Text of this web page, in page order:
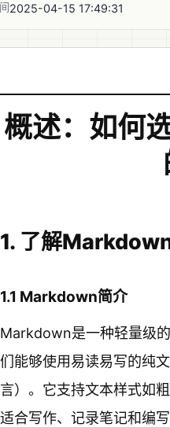
2025-04-15 17:49:31
概述：如何
1. 了解
1.1 Markdown简介
Markdown是一种轻量级
们能够使用易读易写的纯
言）。它支持文本样式如
适合写作、记录笔记和编